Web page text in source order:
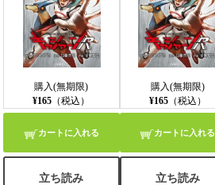
購入(無期限)
¥165 （税込）
カートに入れる
立ち読み
購入(無期限)
¥165（税込）
カートに入れる
立ち読み